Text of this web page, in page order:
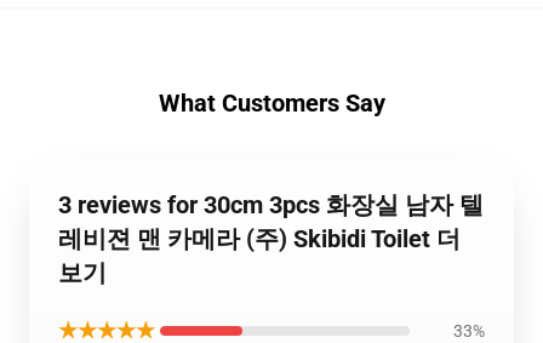
What Customers Say
3 reviews for 30cm 3pcs 화장실 남자 텔
레비젼 맨 카메라 (주) Skibidi Toilet 더
보기
★★★★★ 33%